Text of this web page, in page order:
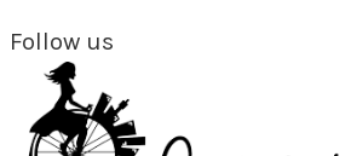
Follow us